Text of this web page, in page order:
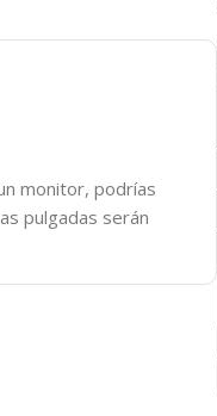
monitor, podrías
pulgadas serán